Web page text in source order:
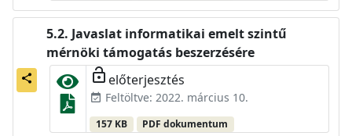
share
Javaslat informatikai emelt szintű
mérnöki támogatás beszerzésére
lock_open előterjesztés
event_available Feltöltve: 2022. március 10.
157 KB PDF dokumentum